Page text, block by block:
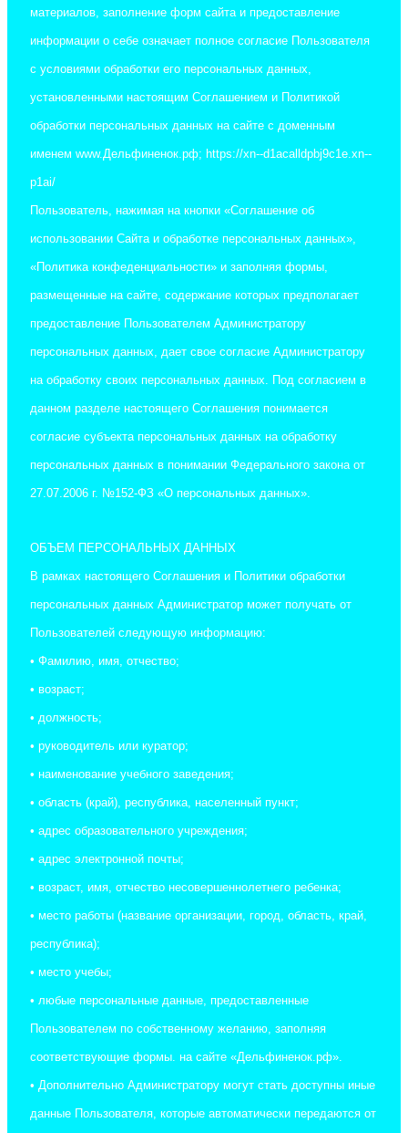
материалов, заполнение форм сайта и предоставление
информации о себе означает полное согласие Пользователя
с условиями обработки его персональных данных,
установленными настоящим Соглашением и Политикой
обработки персональных данных на сайте с доменным
именем www.Дельфиненок.рф; https://xn--d1acalldpbj9c1e.xn--
p1ai/
Пользователь, нажимая на кнопки «Соглашение об
использовании Сайта и обработке персональных данных»,
«Политика конфеденциальности» и заполняя формы,
размещенные на сайте, содержание которых предполагает
предоставление Пользователем Администратору
персональных данных, дает свое согласие Администратору
на обработку своих персональных данных. Под согласием в
данном разделе настоящего Соглашения понимается
согласие субъекта персональных данных на обработку
персональных данных в понимании Федерального закона от
27.07.2006 г. №152-ФЗ «О персональных данных».
ОБЪЕМ ПЕРСОНАЛЬНЫХ ДАННЫХ
В рамках настоящего Соглашения и Политики обработки
персональных данных Администратор может получать от
Пользователей следующую информацию:
• Фамилию, имя, отчество;
• возраст;
• должность;
• руководитель или куратор;
• наименование учебного заведения;
• область (край), республика, населенный пункт;
• адрес образовательного учреждения;
• адрес электронной почты;
• возраст, имя, отчество несовершеннолетнего ребенка;
• место работы (название организации, город, область, край,
республика);
• место учебы;
• любые персональные данные, предоставленные
Пользователем по собственному желанию, заполняя
соответствующие формы. на сайте «Дельфиненок.рф».
• Дополнительно Администратору могут стать доступны иные
данные Пользователя, которые автоматически передаются от